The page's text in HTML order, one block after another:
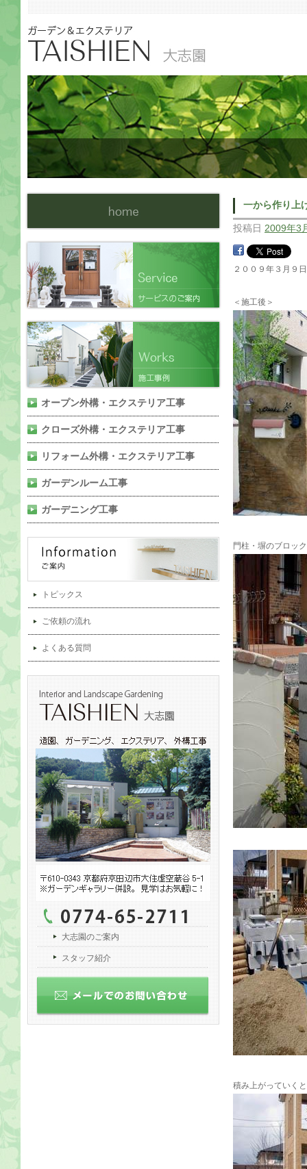
オープン外構・エクステリア工事
クローズ外構・エクステリア工事
リフォーム外構・エクステリア工事
ガーデンルーム工事
ガーデニング工事
トピックス
ご依頼の流れ
よくある質問
大志園のご案内
スタッフ紹介
一から作り上
投稿日 2009年3
２００９年３月
＜施工後＞
門柱・塀のブロッ
積み上がっていく